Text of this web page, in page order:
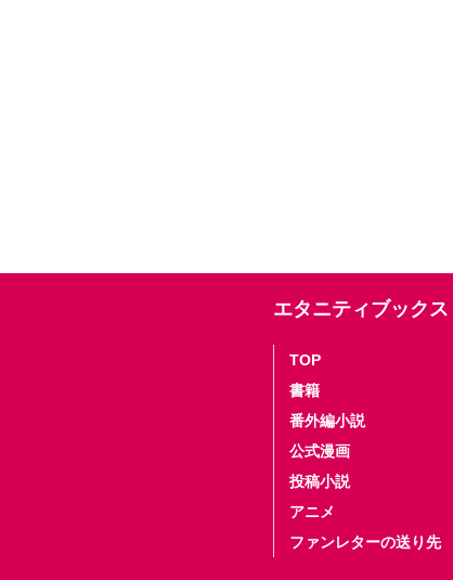
エタニティブックス
TOP
書籍
番外編小説
公式漫画
投稿小説
アニメ
ファンレターの送り先